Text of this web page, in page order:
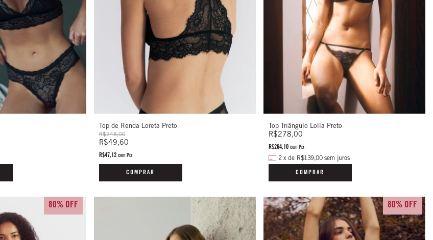
Top de Renda Loreta Preto
R$248,00
R$49,60
R$47,12 com Pix
COMPRAR
Top Triângulo Lolla Preto
R$278,00
R$264,10 com Pix
2 xde R$139,00 sem juros
COMPRAR
80% OFF 80% OFF